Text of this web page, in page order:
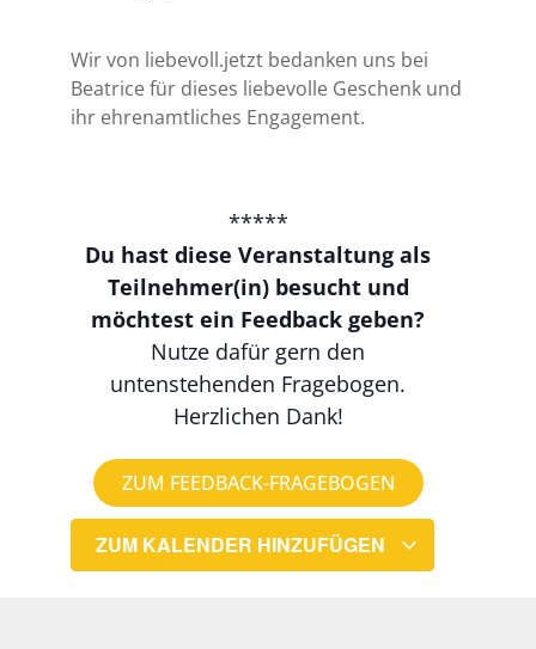
Wir von liebevoll.jetzt bedanken uns bei
Beatrice für dieses liebevolle Geschenk und
ihr ehrenamtliches Engagement.
*****
Du hast diese Veranstaltung als
Teilnehmer(in) besucht und
möchtest ein Feedback geben?
Nutze dafür gern den
untenstehenden Fragebogen.
Herzlichen Dank!
ZUM FEEDBACK-FRAGEBOGEN
ZUM KALENDER HINZUFÜGEN